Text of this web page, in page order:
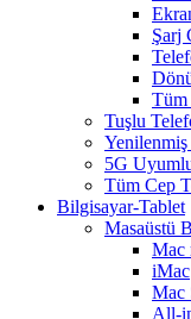
Şarj
Tüm
Tuşlu
5G
Tüm Cep
Bilgisayar-Tablet
Masaüstü
Mac
iMac
Mac
All-